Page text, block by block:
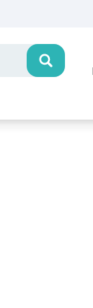
Поиск